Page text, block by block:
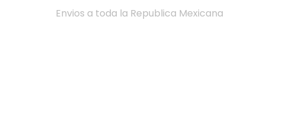
Envios a toda la Republica Mexicana